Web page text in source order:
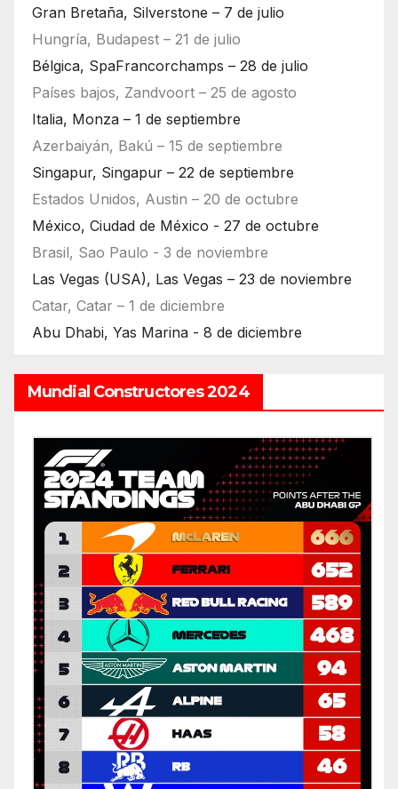
Gran Bretaña, Silverstone – 7 de julio
Hungría, Budapest – 21 de julio
Bélgica, SpaFrancorchamps – 28 de julio
Países bajos, Zandvoort – 25 de agosto
Italia, Monza – 1 de septiembre
Azerbaiyán, Bakú – 15 de septiembre
Singapur, Singapur – 22 de septiembre
Estados Unidos, Austin – 20 de octubre
México, Ciudad de México - 27 de octubre
Brasil, Sao Paulo - 3 de noviembre
Las Vegas (USA), Las Vegas – 23 de noviembre
Catar, Catar – 1 de diciembre
Abu Dhabi, Yas Marina - 8 de diciembre
Mundial Constructores 2024